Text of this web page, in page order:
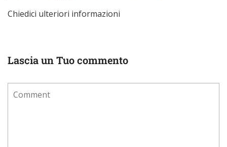
Chiedici ulteriori informazioni
Lascia un Tuo commento